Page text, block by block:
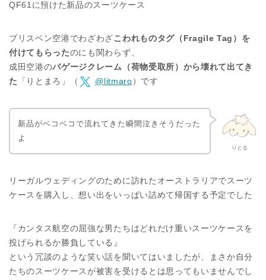
QF61に預けた新品のスーツケース
ブリスベン空港でわざわざこわれものタグ（Fragile Tag）を
付けてもらったのにも関わらず、
成田空港のバゲージクレーム（荷物受取所）から壊れて出てき
た
「りとまろ」（ @litmaro ）です
りとる
新品がベコベコで流れてきた瞬間泣きそうだった
よ
リーガルウェディングのために訪れたオーストラリアでスーツ
ケースを購入し、想い出をいっぱい詰めて帰国する予定でした
『カンタス航空の屈強な男たちはどれだけ重いスーツケースを
投げられるか勝負している』
という冗談のような笑い話を聞いてはいましたが、まさか自分
たちのスーツケースが被害を受けるとは思ってもいませんでし